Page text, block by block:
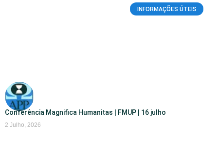
INFORMAÇÕES ÚTEIS
Conferência Magnifica Humanitas | FMUP | 16 julho
2 Julho, 2026